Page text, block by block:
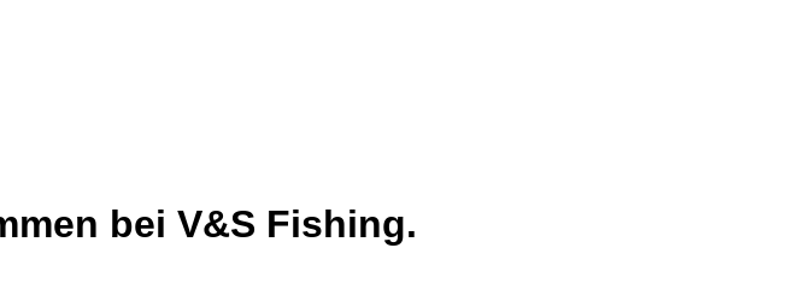
bei V&S Fishing.